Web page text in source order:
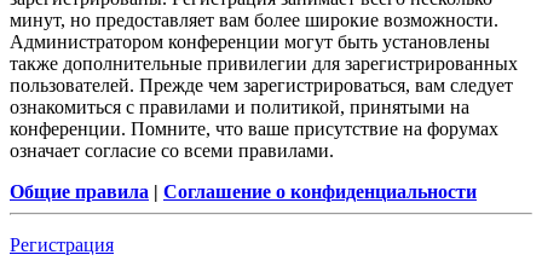
минут, но предоставляет вам более широкие возможности.
Администратором конференции могут быть установлены
также дополнительные привилегии для зарегистрированных
пользователей. Прежде чем зарегистрироваться, вам следует
ознакомиться с правилами и политикой, принятыми на
конференции. Помните, что ваше присутствие на форумах
означает согласие со всеми правилами.
Общие правила | Соглашение о конфиденциальности
Регистрация